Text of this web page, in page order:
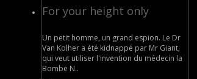
For your height only
Un petit homme, un grand espion. Le Dr
Van Kolher a été kidnappé par Mr Giant,
qui veut utiliser l'invention du médecin la
Bombe N..